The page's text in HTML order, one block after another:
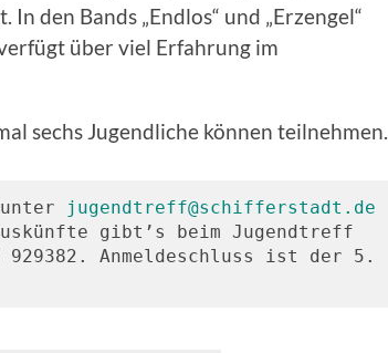
den Bands „Endlos“ und „Erzengel“
über viel Erfahrung im
sechs Jugendliche können teilnehmen.
jugendtreff@schifferstadt.de
gibt’s beim Jugendtreff
929382. Anmeldeschluss ist der 5.